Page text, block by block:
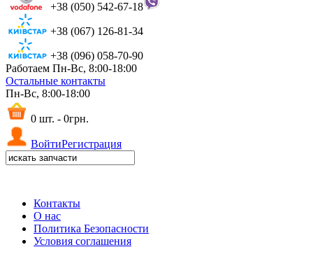
+38 (050) 542-67-18
+38 (067) 126-81-34
+38 (096) 058-70-90
Работаем Пн-Вс, 8:00-18:00
Остальные контакты
Пн-Вс, 8:00-18:00
0 шт. - 0грн.
ВойтиРегистрация
Контакты
О нас
Политика Безопасности
Условия соглашения